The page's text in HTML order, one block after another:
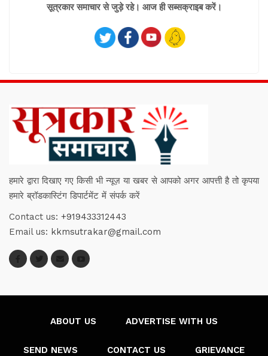
सूत्रकार समाचार से जुड़े रहे। आज ही सब्सक्राइब करें।
हमारे द्वारा दिखाए गए किसी भी न्यूज़ या खबर से आपको अगर आपत्ती है तो कृपया
हमारे ब्रॉडकास्टिंग डिपार्टमेंट में संपर्क करें
Contact us: +919433312443
Email us: kkmsutrakar@gmail.com
ABOUT US ADVERTISE WITH US
SEND NEWS CONTACT US GRIEVANCE